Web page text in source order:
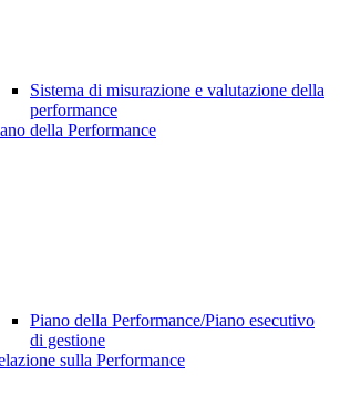
Sistema di misurazione e valutazione della
performance
della Performance
Piano della Performance/Piano esecutivo
di gestione
sulla Performance